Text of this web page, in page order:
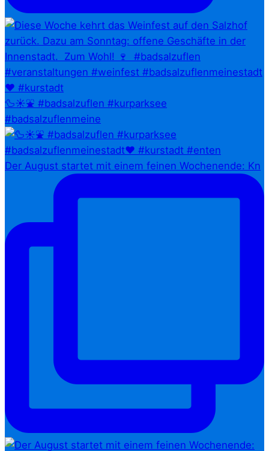
🦆☀️⛲ #badsalzuflen #kurparksee
#badsalzuflenmeine
Der August startet mit einem feinen Wochenende: Kn